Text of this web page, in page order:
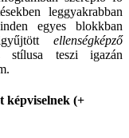
leggyakrabban
egyes blokkban
ellenségképző
teszi igazán
képviselnek (+